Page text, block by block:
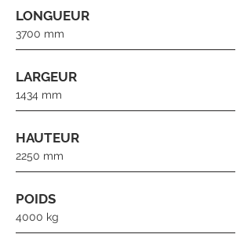
LONGUEUR
3700 mm
LARGEUR
1434 mm
HAUTEUR
2250 mm
POIDS
4000 kg